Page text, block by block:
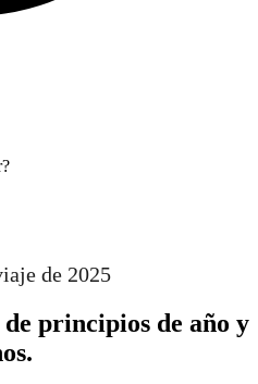
de 2025
principios de año y